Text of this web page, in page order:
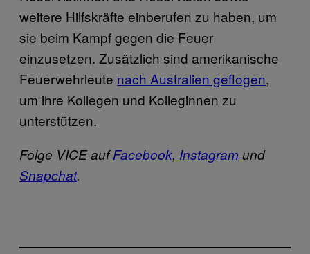
weitere Hilfskräfte einberufen zu haben, um
sie beim Kampf gegen die Feuer
einzusetzen. Zusätzlich sind amerikanische
Feuerwehrleute nach Australien geflogen,
um ihre Kollegen und Kolleginnen zu
unterstützen.
Folge VICE aufFacebook, Instagramund
Snapchat.